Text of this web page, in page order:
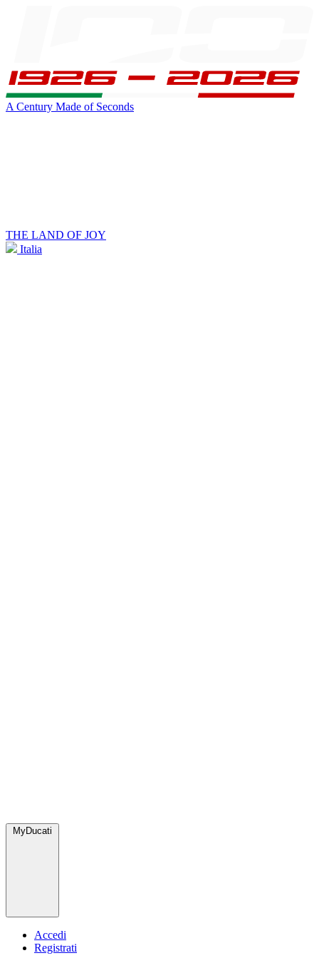
A Century Made of Seconds
THE LAND OF JOY
Italia
MyDucati
Accedi
Registrati